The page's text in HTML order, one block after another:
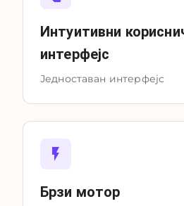
Интуитивни
интерфејс
Једноставан интерфејс
Брзи мотор